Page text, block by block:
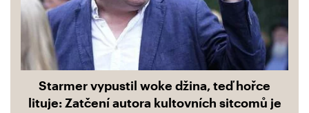
Starmer vypustil woke džina, teď hořce
lituje: Zatčení autora kultovních sitcomů je